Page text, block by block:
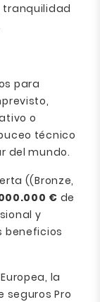
tranquilidad
para
o
técnico
del mundo.
((Bronze,
€ de
y
beneficios
la
seguros Pro